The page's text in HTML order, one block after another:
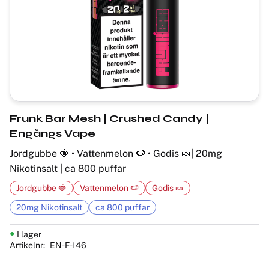
Frunk Bar Mesh | Crushed Candy |
Engångs Vape
Jordgubbe 🍓 • Vattenmelon 🍉 • Godis 🍬| 20mg
Nikotinsalt | ca 800 puffar
I lager
Artikelnr
EN-F-146
Jordgubbe 🍓 Vattenmelon 🍉
Godis 🍬
20mg Nikotinsalt
ca 800 puffar